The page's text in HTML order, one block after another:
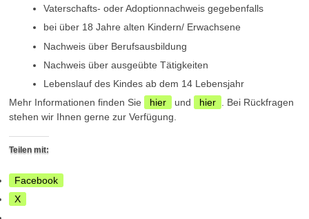
Vaterschafts- oder Adoptionnachweis gegebenfalls
bei über 18 Jahre alten Kindern/ Erwachsene
Nachweis über Berufsausbildung
Nachweis über ausgeübte Tätigkeiten
Lebenslauf des Kindes ab dem 14 Lebensjahr
Mehr Informationen finden Sie
hier und hier
. Bei Rückfragen
stehen wir Ihnen gerne zur Verfügung.
Teilen mit:
Facebook
X